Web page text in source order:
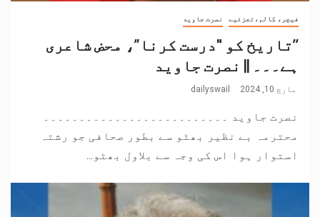
فیچر، کالم،تجزئیے نصرت جاوید
’’تاریخ کو "درست کرنا”، محض شاعری
ہے۔۔۔ || نصرت جاوید
مارچ 10, 2024 dailyswail
نصرت جاوید ۔۔۔۔۔۔۔۔۔۔۔۔۔۔۔۔۔۔۔۔۔۔۔۔۔۔
محترمہ بے نظیر بھٹو سے بطور صحافی جو رشتہ
استوار ہوا اس کی وجہ سے بلاول بھٹو...